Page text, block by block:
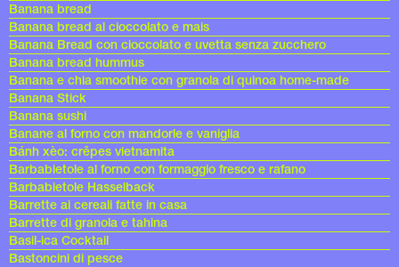
Banana bread
Banana bread al cioccolato e mais
Banana Bread con cioccolato e uvetta senza zucchero
Banana bread hummus
Banana e chia smoothie con granola di quinoa home-made
Banana Stick
Banana sushi
Banane al forno con mandorle e vaniglia
Bánh xèo: crêpes vietnamita
Barbabietole al forno con formaggio fresco e rafano
Barbabietole Hasselback
Barrette ai cereali fatte in casa
Barrette di granola e tahina
Basil-ica Cocktail
Bastoncini di pesce